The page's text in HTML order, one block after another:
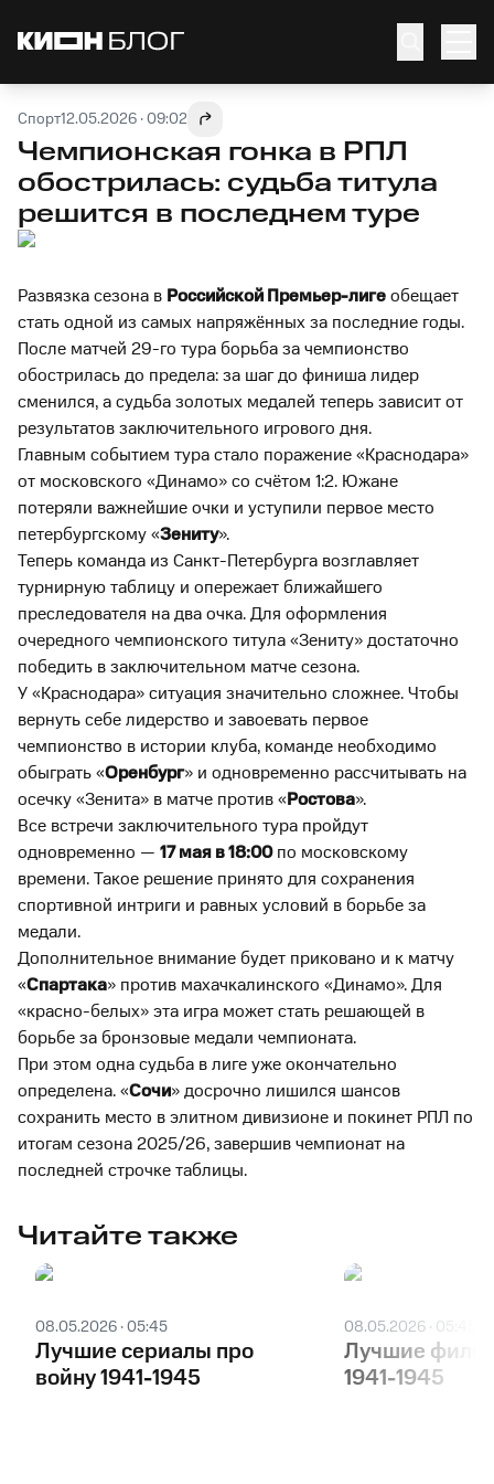
Спорт12.05.2026 · 09:02
Чемпионская гонка в РПЛ
обострилась: судьба титула
решится в последнем туре
Развязка сезона в Российской Премьер-лигеобещает
стать одной из самых напряжённых за последние годы.
После матчей 29-го тура борьба за чемпионство
обострилась до предела: за шаг до финиша лидер
сменился, а судьба золотых медалей теперь зависит от
результатов заключительного игрового дня.
Главным событием тура стало поражение «Краснодара»
от московского «Динамо» со счётом 1:2. Южане
потеряли важнейшие очки и уступили первое место
петербургскому «Зениту».
Теперь команда из Санкт-Петербурга возглавляет
турнирную таблицу и опережает ближайшего
преследователя на два очка. Для оформления
очередного чемпионского титула «Зениту» достаточно
победить в заключительном матче сезона.
У «Краснодара» ситуация значительно сложнее. Чтобы
вернуть себе лидерство и завоевать первое
чемпионство в истории клуба, команде необходимо
обыграть «Оренбург» и одновременно рассчитывать на
осечку «Зенита» в матче против «Ростова».
Все встречи заключительного тура пройдут
одновременно — 17 мая в 18:00по московскому
времени. Такое решение принято для сохранения
спортивной интриги и равных условий в борьбе за
медали.
Дополнительное внимание будет приковано и к матчу
«Спартака» против махачкалинского «Динамо». Для
«красно-белых» эта игра может стать решающей в
борьбе за бронзовые медали чемпионата.
При этом одна судьба в лиге уже окончательно
определена. «Сочи» досрочно лишился шансов
сохранить место в элитном дивизионе и покинет РПЛ по
итогам сезона 2025/26, завершив чемпионат на
последней строчке таблицы.
Читайте также
08.05.2026 · 05:45
Лучшие сериалы про
войну 1941-1945
08.05.2026 · 05:45
Лучшие
1941-1945